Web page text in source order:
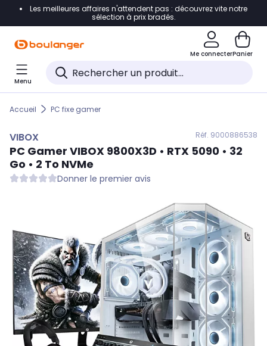
Accéder directement à la navigation
Accéder directement au pied de page
Accéder directement au chatbot
Les meilleures affaires n'attendent pas : découvrez vite notre
sélection à prix bradés.
Me connecterPanier
Menu
Accueil PC fixe gamer
VIBOX Réf. 9000886538
PC Gamer VIBOX 9800X3D • RTX 5090 • 32
Go • 2 To NVMe
Donner le premier avis